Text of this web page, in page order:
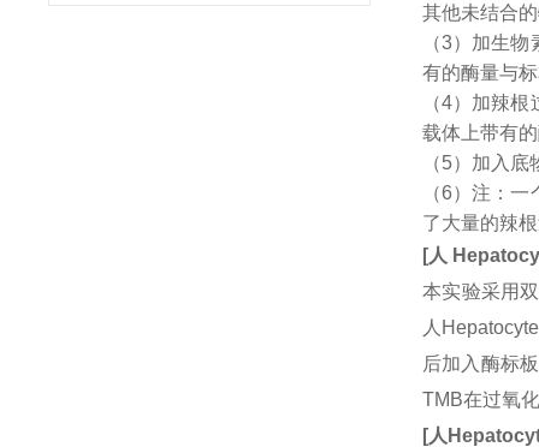
其他未结合
（3）加生
有的酶量与
（4）加辣
载体上带有
（5）加入
（6）注：
了大量的辣
[人
本实验采用
人
后加入酶标
TMB在过氧
[人